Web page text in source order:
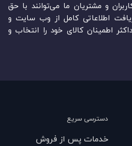
و مشتریان ما می‏‏‌توانند با حق
اطلاعاتی کامل از وب سایت و
اطمینان کالای خود را انتخاب و
دسترسی سریع
خدمات پس از فروش